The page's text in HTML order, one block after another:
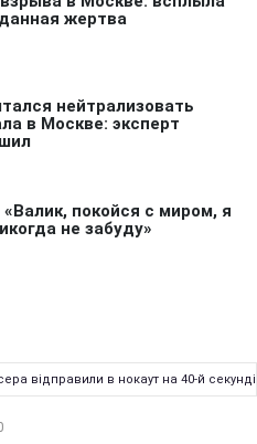
відправили в нокаут на 40-й